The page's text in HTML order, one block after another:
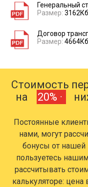
Генеральный
Размер: 3162Кб
Договор
Размер: 4664Кб
Стоимость
на
20% ·
Постоянные
нами, могут
бонусы от нашей
пользуетесь
рассчитывать
калькуляторе: